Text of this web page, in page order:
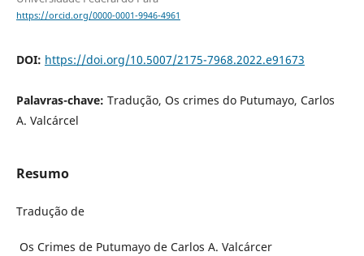
https://orcid.org/0000-0001-9946-4961
DOI: https://doi.org/10.5007/2175-7968.2022.e91673
Palavras-chave: Tradução, Os crimes do Putumayo, Carlos
A. Valcárcel
Resumo
Tradução de
Os Crimes de Putumayo de Carlos A. Valcárcer